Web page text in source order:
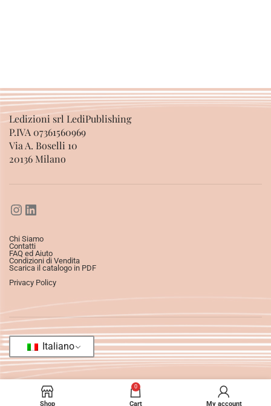
Ledizioni srl LediPublishing
P.IVA 07361560969
Via A. Boselli 10
20136 Milano
Chi Siamo
Contatti
FAQ ed Aiuto
Condizioni di Vendita
Scarica il catalogo in PDF
Privacy Policy
Italiano
Shop
0
Cart My account